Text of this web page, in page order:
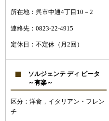
所在地：呉市中通4丁目10－2
連絡先：0823-22-4915
定休日：不定休（月2回）
ソルジェンテ ディ ビータ
～有楽～
区分：洋食，イタリアン・フレン
チ